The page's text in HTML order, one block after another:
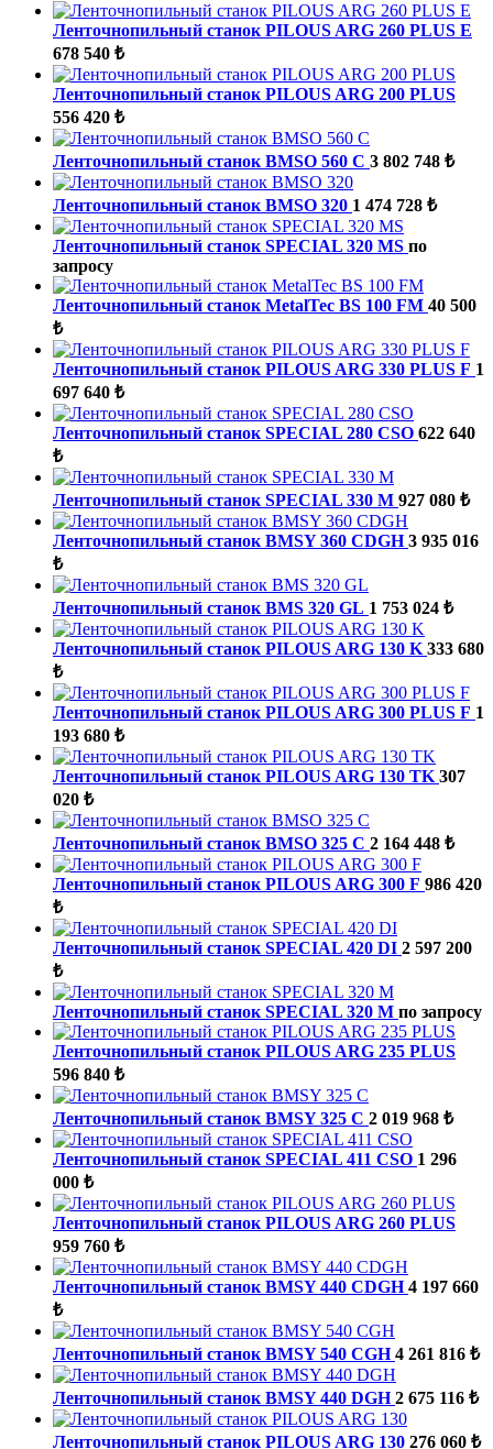
Ленточнопильный станок PILOUS ARG 260 PLUS E
678 540 ₺
Ленточнопильный станок PILOUS ARG 200 PLUS
556 420 ₺
Ленточнопильный станок BMSO 560 C 3 802 748 ₺
Ленточнопильный станок BMSO 320 1 474 728 ₺
Ленточнопильный станок SPECIAL 320 MS по
запросу
Ленточнопильный станок MetalTec BS 100 FM 40 500
₺
Ленточнопильный станок PILOUS ARG 330 PLUS F 1
697 640 ₺
Ленточнопильный станок SPECIAL 280 CSO 622 640
₺
Ленточнопильный станок SPECIAL 330 M 927 080 ₺
Ленточнопильный станок BMSY 360 CDGH 3 935 016
₺
Ленточнопильный станок BMS 320 GL 1 753 024 ₺
Ленточнопильный станок PILOUS ARG 130 K 333 680
₺
Ленточнопильный станок PILOUS ARG 300 PLUS F 1
193 680 ₺
Ленточнопильный станок PILOUS ARG 130 TK 307
020 ₺
Ленточнопильный станок BMSO 325 C 2 164 448 ₺
Ленточнопильный станок PILOUS ARG 300 F 986 420
₺
Ленточнопильный станок SPECIAL 420 DI 2 597 200
₺
Ленточнопильный станок SPECIAL 320 М по запросу
Ленточнопильный станок PILOUS ARG 235 PLUS
596 840 ₺
Ленточнопильный станок BMSY 325 C 2 019 968 ₺
Ленточнопильный станок SPECIAL 411 CSO 1 296
000 ₺
Ленточнопильный станок PILOUS ARG 260 PLUS
959 760 ₺
Ленточнопильный станок BMSY 440 CDGH 4 197 660
₺
Ленточнопильный станок BMSY 540 CGH 4 261 816 ₺
Ленточнопильный станок BMSY 440 DGH 2 675 116 ₺
Ленточнопильный станок PILOUS ARG 130 276 060 ₺